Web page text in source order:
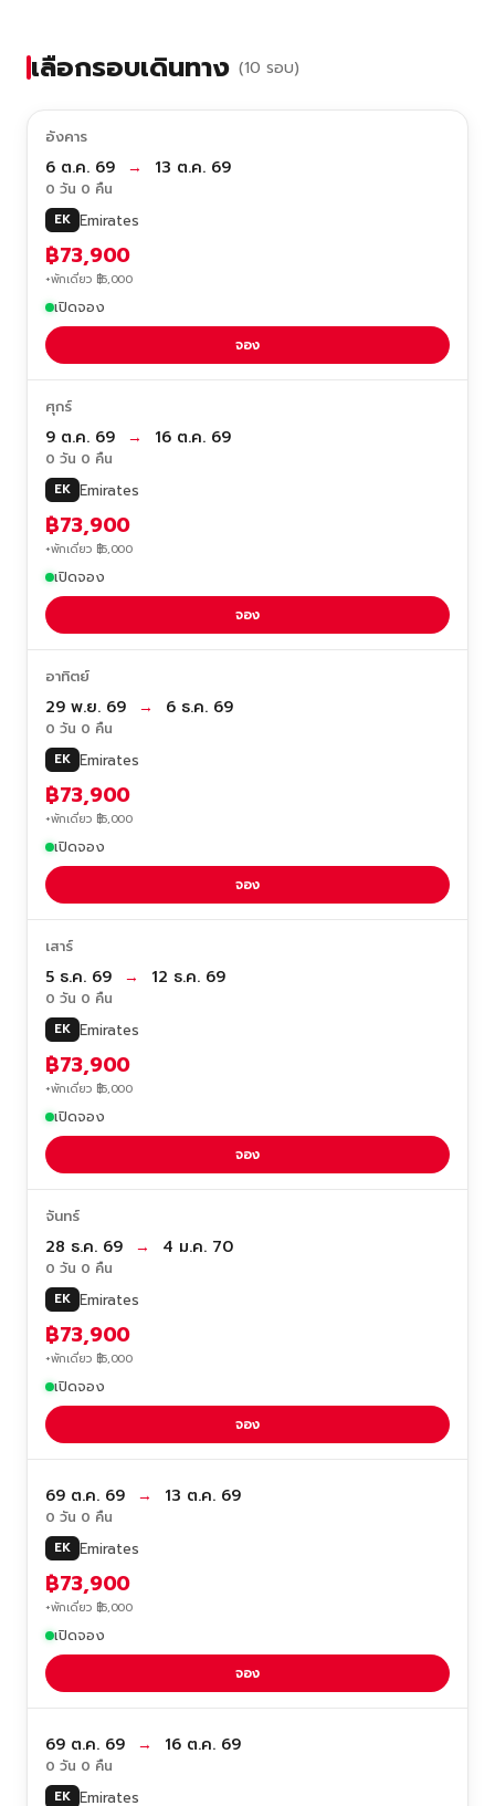
เลือกรอบเดินทาง (10 รอบ)
อังคาร
6 ต.ค. 69 → 13 ต.ค. 69
0 วัน 0 คืน
EK Emirates
฿73,900
+พักเดี่ยว ฿5,000
เปิดจอง
จอง
ศุกร์
9 ต.ค. 69 → 16 ต.ค. 69
0 วัน 0 คืน
EK Emirates
฿73,900
+พักเดี่ยว ฿5,000
เปิดจอง
จอง
อาทิตย์
29 พ.ย. 69 → 6 ธ.ค. 69
0 วัน 0 คืน
EK Emirates
฿73,900
+พักเดี่ยว ฿5,000
เปิดจอง
จอง
เสาร์
5 ธ.ค. 69 → 12 ธ.ค. 69
0 วัน 0 คืน
EK Emirates
฿73,900
+พักเดี่ยว ฿5,000
เปิดจอง
จอง
จันทร์
28 ธ.ค. 69 → 4 ม.ค. 70
0 วัน 0 คืน
EK Emirates
฿73,900
+พักเดี่ยว ฿5,000
เปิดจอง
จอง
69 ต.ค. 69 → 13 ต.ค. 69
0 วัน 0 คืน
EK Emirates
฿73,900
+พักเดี่ยว ฿5,000
เปิดจอง
จอง
69 ต.ค. 69 → 16 ต.ค. 69
0 วัน 0 คืน
EK Emirates